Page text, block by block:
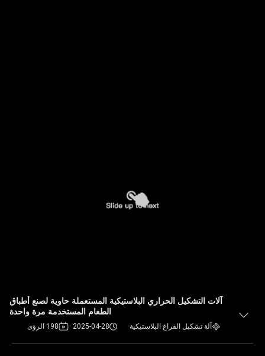
آلات التشكيل الحراري البلاستيكية المستعملة حاوية لصنع أطباق
الطعام المستخدمة مرة واحدة
آلة تشكيل الفراغ البلاستيكية 2025-04-28 198 الرؤى